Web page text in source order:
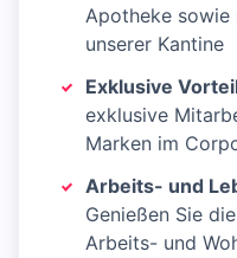
Apotheke sowie
unserer Kantine
Exklusive
exklusive
Marken im
Arbeits- und
Genießen Sie
Arbeits- und